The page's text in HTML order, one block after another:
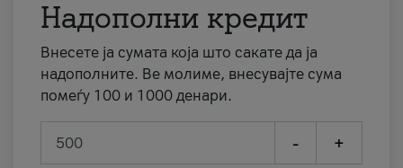
Надополни кредит
Внесете ја сумата која што сакате да ја
надополните. Ве молиме, внесувајте сума
помеѓу 100 и 1000 денари.
- +